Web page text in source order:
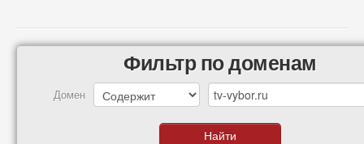
Фильтр по доменам
Домен